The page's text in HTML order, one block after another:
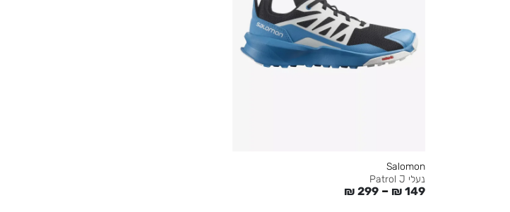
Salomon
נעלי Patrol J
₪ 149
–
₪ 299